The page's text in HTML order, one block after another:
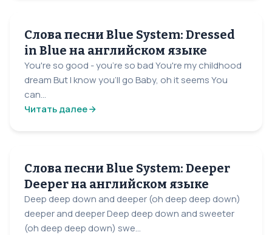
Слова песни Blue System: Dressed
in Blue на английском языке
You're so good - you're so bad You're my childhood
dream But I know you'll go Baby, oh it seems You
can...
Читать далее
Слова песни Blue System: Deeper
Deeper на английском языке
Deep deep down and deeper (oh deep deep down)
deeper and deeper Deep deep down and sweeter
(oh deep deep down) swe...